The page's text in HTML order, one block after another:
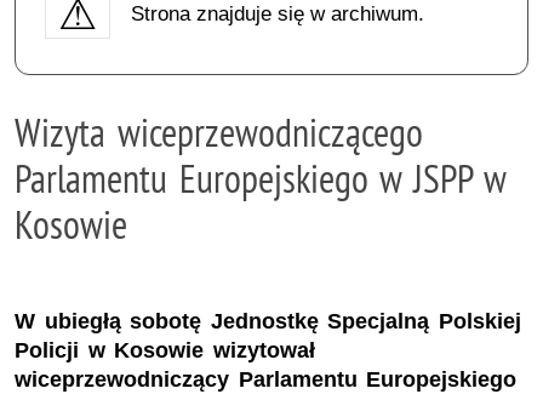
Strona znajduje się w archiwum.
Wizyta wiceprzewodniczącego
Parlamentu Europejskiego w JSPP w
Kosowie
W ubiegłą sobotę Jednostkę Specjalną Polskiej
Policji w Kosowie wizytował
wiceprzewodniczący Parlamentu Europejskiego